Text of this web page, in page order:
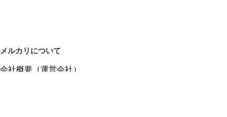
メルカリについて
会社概要（運営会社）